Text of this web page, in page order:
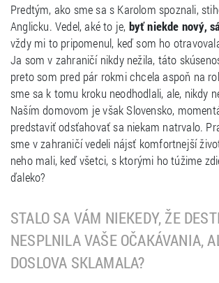
Predtým, ako sme sa s Karolom spoznali,
Anglicku. Vedel, aké to je, byť niekde nový,
vždy mi to pripomenul, keď som ho
Ja som v zahraničí nikdy nežila, táto
preto som pred pár rokmi chcela aspoň na
sme sa k tomu kroku neodhodlali, ale, nikdy
Naším domovom je však Slovensko,
predstaviť odsťahovať sa niekam natrvalo.
sme v zahraničí vedeli nájsť komfortnejší
neho mali, keď všetci, s ktorými ho túžime
ďaleko?
STALO SA VÁM NIEKEDY, ŽE
NESPLNILA VAŠE OČAKÁVANIA,
DOSLOVA SKLAMALA?